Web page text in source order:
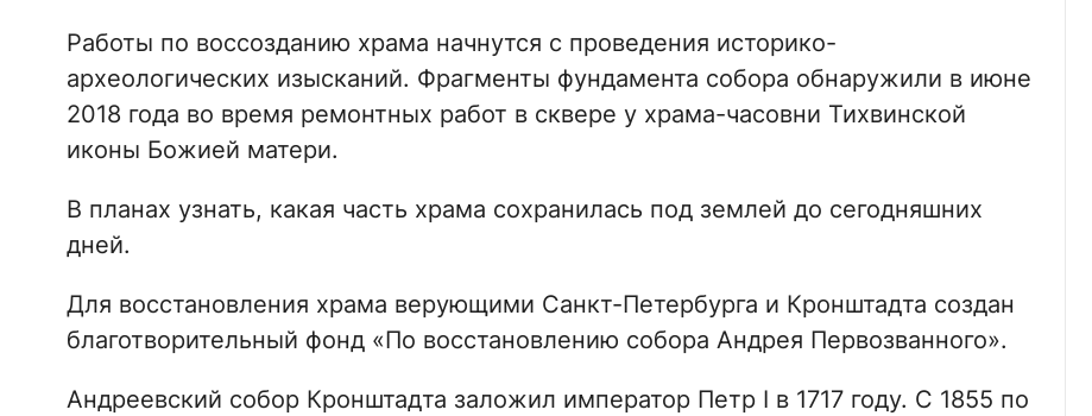
Работы по воссозданию храма начнутся с проведения историко-
археологических изысканий. Фрагменты фундамента собора обнаружили в июне
2018 года во время ремонтных работ в сквере у храма-часовни Тихвинской
иконы Божией матери.
В планах узнать, какая часть храма сохранилась под землей до сегодняшних
дней.
Для восстановления храма верующими Санкт-Петербурга и Кронштадта создан
благотворительный фонд «По восстановлению собора Андрея Первозванного».
Андреевский собор Кронштадта заложил император Петр I в 1717 году. С 1855 по